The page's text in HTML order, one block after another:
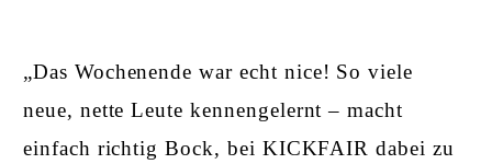
„Das Wochenende war echt nice! So viele
neue, nette Leute kennengelernt – macht
einfach richtig Bock, bei KICKFAIR dabei zu